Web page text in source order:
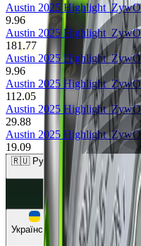
Austin 2025 Highlight
9.96
Austin 2025 Highlight
181.77
Austin 2025 Highlight
9.96
Austin 2025 Highlight
112.05
Austin 2025 Highlight
29.88
Austin 2025 Highlight
19.09
🇷🇺 Рублі (RUB)
🇺🇸 Долари (USD) 🇪🇺
🇺🇦 Гривні (UAH)
Українська